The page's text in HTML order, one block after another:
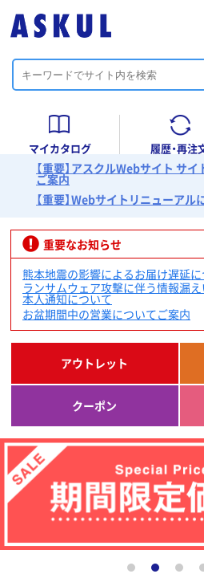
マイカタログ 履歴・再注
【重要】アスクルWebサイト サ
ご案内
【重要】Webサイトリニューアル
重要なお知らせ
熊本地震の影響によるお届け遅延に
ランサムウェア攻撃に伴う情報漏
本人通知について
お盆期間中の営業についてご案内
アウトレット
クーポン